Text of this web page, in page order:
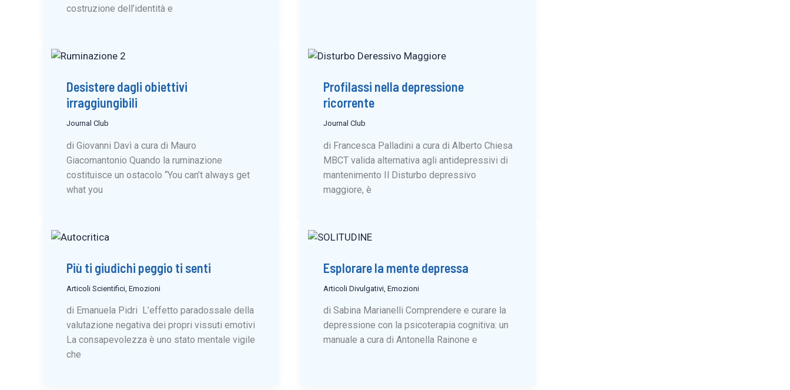
costruzione dell’identità e
Desistere dagli obiettivi
irraggiungibili
Journal Club
di Giovanni Davì a cura di Mauro
Giacomantonio Quando la ruminazione
costituisce un ostacolo “You can’t always get
what you
Profilassi nella depressione
ricorrente
Journal Club
di Francesca Palladini a cura di Alberto Chiesa
MBCT valida alternativa agli antidepressivi di
mantenimento Il Disturbo depressivo
maggiore, è
Più ti giudichi peggio ti senti
Articoli Scientifici, Emozioni
di Emanuela Pidri L’effetto paradossale della
valutazione negativa dei propri vissuti emotivi
La consapevolezza è uno stato mentale vigile
che
Esplorare la mente depressa
Articoli Divulgativi, Emozioni
di Sabina Marianelli Comprendere e curare la
depressione con la psicoterapia cognitiva: un
manuale a cura di Antonella Rainone e